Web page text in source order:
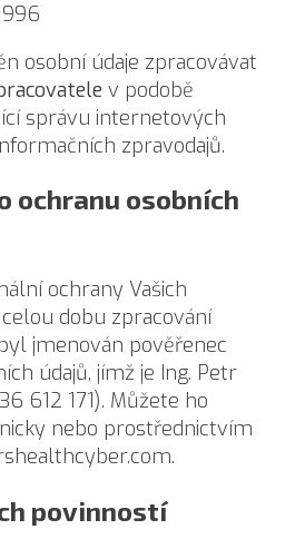
osobní údaje zpracovávat
v podobě
správu internetových
zpravodajů.
ochranu osobních
ochrany Vašich
dobu zpracování
jmenován pověřenec
údajů, jímž je Ing. Petr
612 171). Můžete ho
nebo prostřednictvím
.
povinností